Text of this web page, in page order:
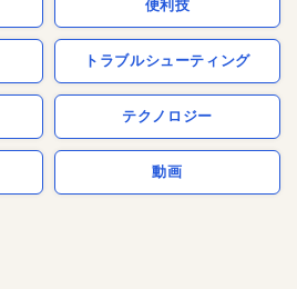
便利技
トラブルシューティング
テクノロジー
動画